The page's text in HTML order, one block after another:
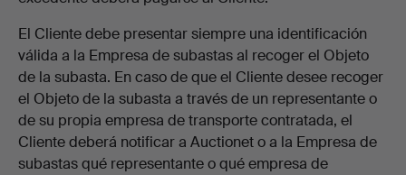
El Cliente debe presentar siempre una identificación
válida a la Empresa de subastas al recoger el Objeto
de la subasta. En caso de que el Cliente desee recoger
el Objeto de la subasta a través de un representante o
de su propia empresa de transporte contratada, el
Cliente deberá notificar a Auctionet o a la Empresa de
subastas qué representante o qué empresa de